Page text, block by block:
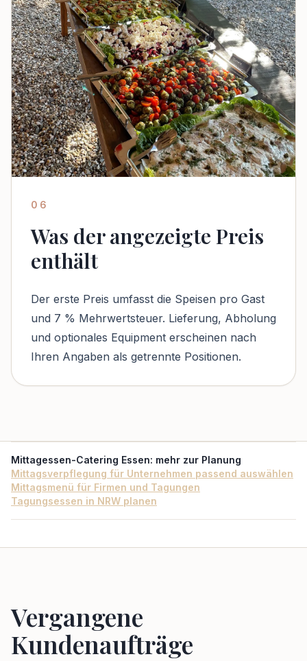
06
Was der angezeigte Preis
enthält
Der erste Preis umfasst die Speisen pro Gast
und 7 % Mehrwertsteuer. Lieferung, Abholung
und optionales Equipment erscheinen nach
Ihren Angaben als getrennte Positionen.
Mittagessen-Catering Essen: mehr zur Planung
Mittagsverpflegung für Unternehmen passend auswählen
Mittagsmenü für Firmen und Tagungen
Tagungsessen in NRW planen
Vergangene
Kundenaufträge